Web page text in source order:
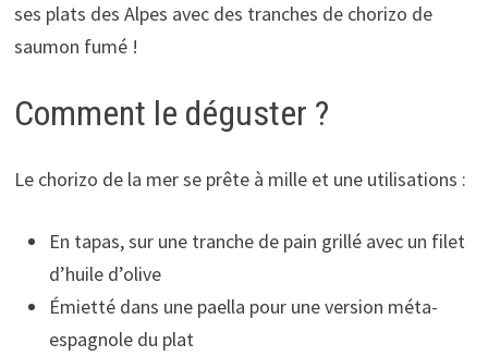
ses plats des Alpes avec des tranches de chorizo de
saumon fumé !
Comment le déguster ?
Le chorizo de la mer se prête à mille et une utilisations :
En tapas, sur une tranche de pain grillé avec un filet
d’huile d’olive
Émietté dans une paella pour une version méta-
espagnole du plat